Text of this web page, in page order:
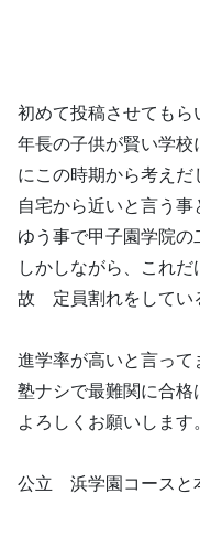
初めて投稿させてもら
年長の子供が賢い学
にこの時期から考えだ
自宅から近いと言う
ゆう事で甲子園学院の
しかしながら、これ
故 定員割れをしてい
進学率が高いと言って
塾ナシで最難関に合格
よろしくお願いします
公立 浜学園コースと